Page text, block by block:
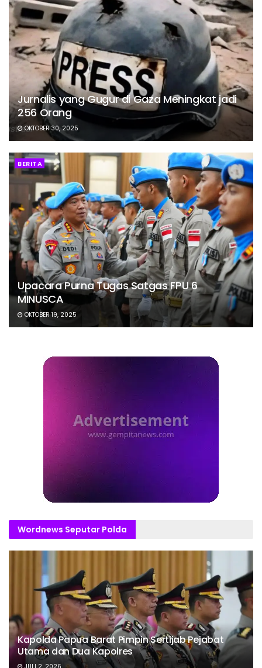
Jurnalis yang Gugur di Gaza Meningkat jadi
256 Orang
OKTOBER 30, 2025
BERITA
Upacara Purna Tugas Satgas FPU 6
MINUSCA
OKTOBER 19, 2025
Wordnews Seputar Polda
Kapolda Papua Barat Pimpin Sertijab Pejabat
Utama dan Dua Kapolres